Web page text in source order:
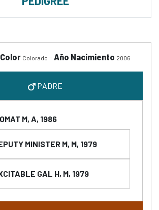
Color Colorado -Año Nacimiento 2006
PADRE
M, A, 1986
MINISTER M, M, 1979
GAL H, M, 1979